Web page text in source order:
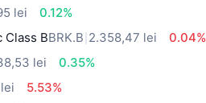
lei
0.12%
Class BBRK.B 2.358,47 lei
0.04%
lei
0.35%
5.53%